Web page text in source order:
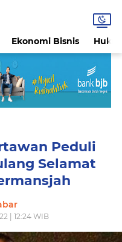
Ekonomi Bisnis
Peduli
Selamat
| 12:24 WIB